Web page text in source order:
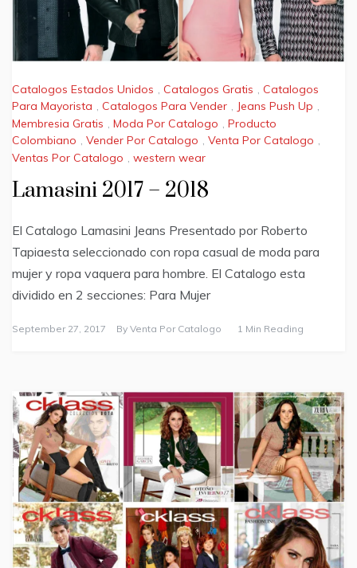
Catalogos Estados Unidos , Catalogos Gratis , Catalogos
Para Mayorista , Catalogos Para Vender , Jeans Push Up ,
Membresia Gratis , Moda Por Catalogo , Producto
Colombiano , Vender Por Catalogo , Venta Por Catalogo ,
Ventas Por Catalogo , western wear
Lamasini 2017 – 2018
El Catalogo Lamasini Jeans Presentado por Roberto
Tapiaesta seleccionado con ropa casual de moda para
mujer y ropa vaquera para hombre. El Catalogo esta
dividido en 2 secciones: Para Mujer
September 27, 2017 By Venta Por Catalogo 1 Min Reading